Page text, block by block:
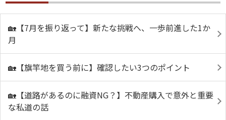
🏡【7月を振り返って】新たな挑戦へ、一歩前進した1か
月
🏡【旗竿地を買う前に】確認したい3つのポイント
🏡【道路があるのに融資NG？】不動産購入で意外と重要
な私道の話